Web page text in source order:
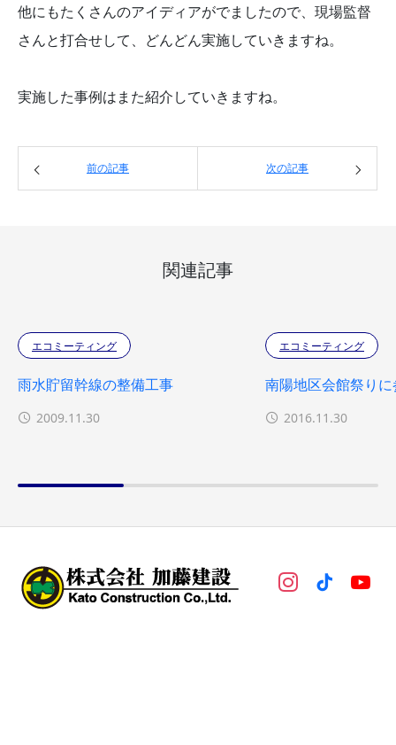
他にもたくさんのアイディアがでましたので、現場監督
さんと打合せして、どんどん実施していきますね。
実施した事例はまた紹介していきますね。
前の記事 次の記事
関連記事
エコミーティング
雨水貯留幹線の整備工事
2009.11.30
エコミーティング
南陽地区会館祭り
2016.11.30